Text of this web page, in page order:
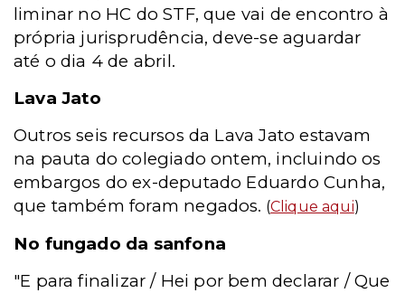
liminar no HC do STF, que vai de encontro à
própria jurisprudência, deve-se aguardar
até o dia 4 de abril.
Lava Jato
Outros seis recursos da Lava Jato estavam
na pauta do colegiado ontem, incluindo os
embargos do ex-deputado Eduardo Cunha,
que também foram negados. (Clique aqui)
No fungado da sanfona
"E para finalizar / Hei por bem declarar / Que